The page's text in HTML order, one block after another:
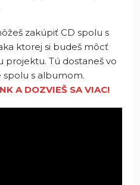
zakúpiť CD spolu s
ktorej si budeš môcť
projektu. Tú dostaneš vo
s albumom.
A DOZVIEŠ SA VIAC!